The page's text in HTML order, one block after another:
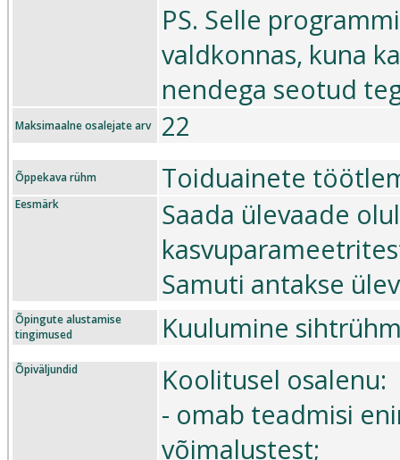
PS. Selle
valdkonnas, kuna
nendega seotud
Maksimaalne osalejate arv 22
Õppekava rühm Toiduainete
Eesmärk
Saada ülevaade
Samuti antakse
Õpingute alustamise
tingimused
Kuulumine
Õpiväljundid
Koolitusel osalenu:
- omab teadmisi
võimalustest;